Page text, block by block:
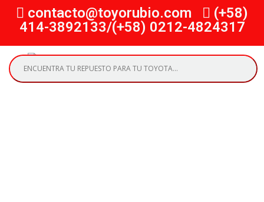
contacto@toyorubio.com
(+58)
414-3892133/(+58) 0212-4824317